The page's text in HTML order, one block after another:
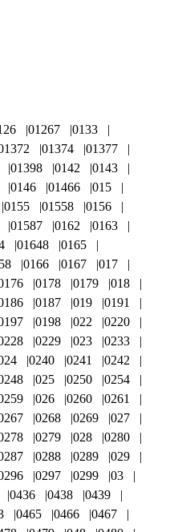
01267
0133
01374
01377
01398 0142
0143
0146 01466
015
0155 01558
0156
01587 0162
0163
01648
0165
0166 0167
017
0178 0179
018
0187 019
0191
0198 022
0220
0229 023
0233
0240 0241
0242
025 0250
0254
026 0260
0261
0268 0269
027
0279 028
0280
0288 0289
029
0297 0299
03
0436 0438
0439
0465 0466
0467